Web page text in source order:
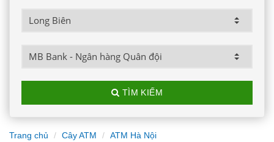
TÌM KIẾM
Trang chủ Cây ATM ATM Hà Nội